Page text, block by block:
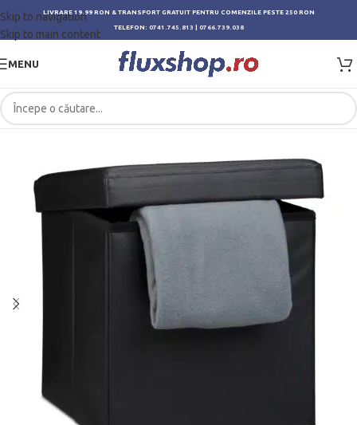
Skip to navigation
Skip to main content
LIVRARE 19.99 RON & TRANSPORT GRATUIT PENTRU COMENZILE PESTE 250 RON
TELEFON: 0741.745.813 0766.739.038
MENU